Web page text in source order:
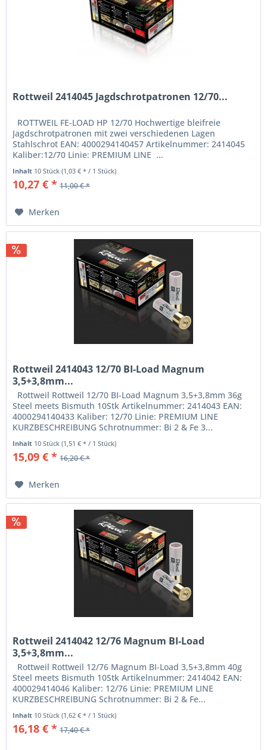
Rottweil 2414045 Jagdschrotpatronen 12/70...
ROTTWEIL FE-LOAD HP 12/70 Hochwertige bleifreie
Jagdschrotpatronen mit zwei verschiedenen Lagen
Stahlschrot EAN: 4000294140457 Artikelnummer: 2414045
Kaliber:12/70 Linie: PREMIUM LINE ...
Inhalt 10 Stück(1,03 € * / 1 Stück)
10,27 € * 11,00 € *
Merken
Rottweil 2414043 12/70 BI-Load Magnum
3,5+3,8mm...
Rottweil Rottweil 12/70 BI-Load Magnum 3,5+3,8mm 36g
Steel meets Bismuth 10Stk Artikelnummer: 2414043 EAN:
4000294140433 Kaliber: 12/70 Linie: PREMIUM LINE
KURZBESCHREIBUNG Schrotnummer: Bi 2 & Fe 3...
Inhalt 10 Stück(1,51 € * / 1 Stück)
15,09 € * 16,20 € *
Merken
Rottweil 2414042 12/76 Magnum BI-Load
3,5+3,8mm...
Rottweil Rottweil 12/76 Magnum BI-Load 3,5+3,8mm 40g
Steel meets Bismuth 10Stk Artikelnummer: 2414042 EAN:
400029414046 Kaliber: 12/76 Linie: PREMIUM LINE
KURZBESCHREIBUNG Schrotnummer: Bi 2 & Fe...
Inhalt 10 Stück(1,62 € * / 1 Stück)
16,18 € * 17,40 € *